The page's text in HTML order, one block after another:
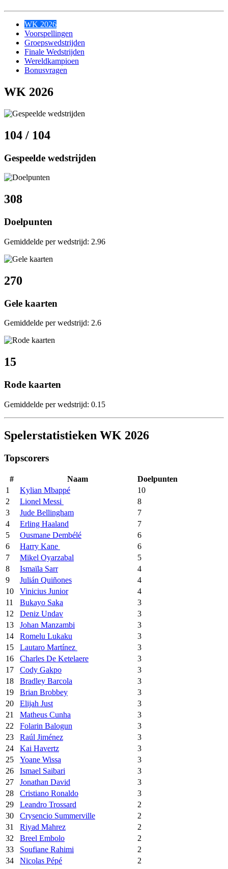
WK 2026
Voorspellingen
Groepswedstrijden
Finale Wedstrijden
Wereldkampioen
Bonusvragen
WK 2026
104 / 104
Gespeelde wedstrijden
308
Doelpunten
Gemiddelde per wedstrijd: 2.96
270
Gele kaarten
Gemiddelde per wedstrijd: 2.6
15
Rode kaarten
Gemiddelde per wedstrijd: 0.15
Spelerstatistieken WK 2026
Topscorers
# Naam
Doelpunten
1
Kylian Mbappé
10
2
Lionel Messi
8
3
Jude Bellingham
7
4
Erling Haaland
7
5
Ousmane Dembélé
6
6
Harry Kane
6
7
Mikel Oyarzabal
5
8
Ismaïla Sarr
4
9
Julián Quiñones
4
10
Vinicius Junior
4
11
Bukayo Saka
3
12
Deniz Undav
3
13
Johan Manzambi
3
14
Romelu Lukaku
3
15
Lautaro Martínez
3
16
Charles De Ketelaere
3
17
Cody Gakpo
3
18
Bradley Barcola
3
19
Brian Brobbey
3
20
Elijah Just
3
21
Matheus Cunha
3
22
Folarin Balogun
3
23
Raúl Jiménez
3
24
Kai Havertz
3
25
Yoane Wissa
3
26
Ismael Saibari
3
27
Jonathan David
3
28
Cristiano Ronaldo
3
29
Leandro Trossard
2
30
Crysencio Summerville
2
31
Riyad Mahrez
2
32
Breel Embolo
2
33
Soufiane Rahimi
2
34
Nicolas Pépé
2